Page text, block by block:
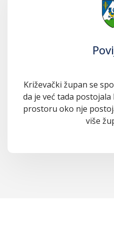
Križevački župan se
da je već tada
prostoru oko nje
više